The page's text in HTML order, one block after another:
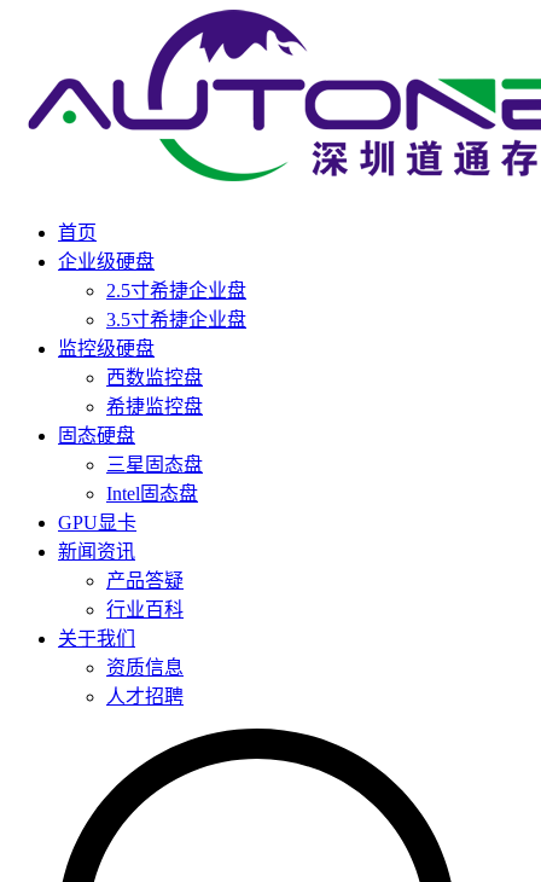
首页
企业级硬盘
2.5寸希捷企业盘
3.5寸希捷企业盘
监控级硬盘
西数监控盘
希捷监控盘
固态硬盘
三星固态盘
Intel固态盘
GPU显卡
新闻资讯
产品答疑
行业百科
关于我们
资质信息
人才招聘